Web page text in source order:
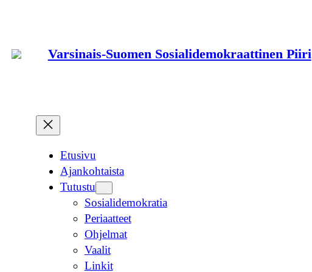
Varsinais-Suomen Sosialidemokraattinen Piiri
Etusivu
Ajankohtaista
Tutustu
Sosialidemokratia
Periaatteet
Ohjelmat
Vaalit
Linkit